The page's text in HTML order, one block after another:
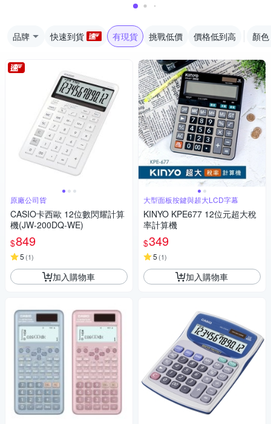
品牌 快速到貨 有現貨 挑戰低價 價格低到高 顏色
原廠公司貨
CASIO卡西歐 12位數閃耀計算
機(JW-200DQ-WE)
$849
5 (1)
加入購物車
大型面板按鍵與超大LCD字幕
KINYO KPE677 12位元超大稅
率計算機
$349
5 (1)
加入購物車